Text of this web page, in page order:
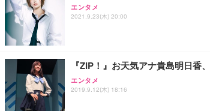
エンタメ
2021.9.23(木) 20:00
『ZIP！』お天気アナ貴島明日香
エンタメ
2019.9.12(木) 18:16